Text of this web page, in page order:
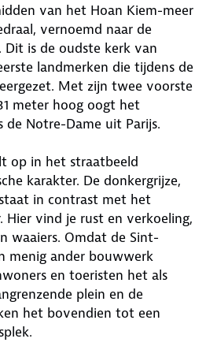
van het Hoan Kiem-meer
vernoemd naar de
Dit is de oudste kerk van
landmerken die tijdens de
Met zijn twee voorste
meter hoog oogt het
de Notre-Dame uit Parijs.
op in het straatbeeld
karakter. De donkergrijze,
in contrast met het
Hier vind je rust en verkoeling,
waaiers. Omdat de Sint-
menig ander bouwwerk
en toeristen het als
plein en de
het bovendien tot een